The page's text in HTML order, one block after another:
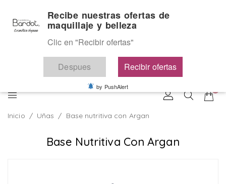
contenido
Cosmética Vegana
Favoritos
Inicio / Uñas / Base nutritiva con Argan
Base Nutritiva Con Argan
Recibe nuestras ofertas de
maquillaje y belleza
Clic en "Recibir ofertas"
Despues Recibir ofertas
by PushAlert